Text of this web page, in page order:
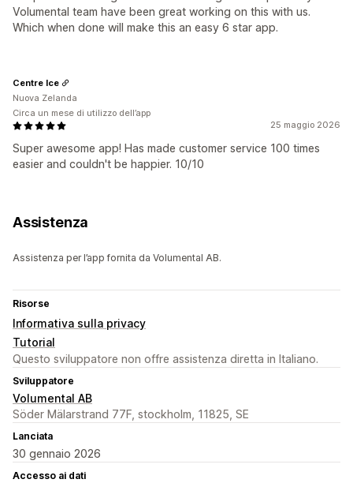
Volumental team have been great working on this with us.
Which when done will make this an easy 6 star app.
25 maggio 2026
Super awesome app! Has made customer service 100 times
easier and couldn't be happier. 10/10
Centre Ice
Nuova Zelanda
Circa un mese di utilizzo dell’app
Assistenza
Assistenza per l’app fornita da Volumental AB.
Risorse
Informativa sulla privacy
Tutorial
Questo sviluppatore non offre assistenza diretta in Italiano.
Sviluppatore
Volumental AB
Söder Mälarstrand 77F, stockholm, 11825, SE
Lanciata
30 gennaio 2026
Accesso ai dati